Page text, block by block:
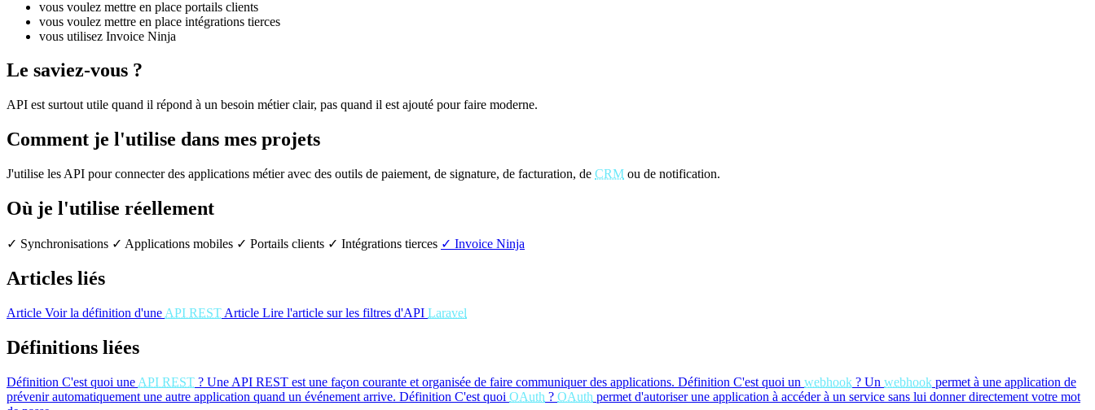
vous voulez mettre en place portails clients
vous voulez mettre en place intégrations tierces
vous utilisez Invoice Ninja
Le saviez-vous ?
API est surtout utile quand il répond à un besoin métier clair, pas quand il est ajouté pour faire moderne.
Comment je l'utilise dans mes projets
J'utilise les API pour connecter des applications métier avec des outils de paiement, de signature, de facturation, de CRM ou de notification.
Où je l'utilise réellement
✓ Synchronisations ✓ Applications mobiles ✓ Portails clients ✓ Intégrations tierces ✓ Invoice Ninja
Articles liés
Article Voir la définition d'une API REST Article Lire l'article sur les filtres d'API Laravel
Définitions liées
Définition C'est quoi une API REST ? Une API REST est une façon courante et organisée de faire communiquer des applications. Définition C'est quoi un webhook ? Un webhook permet à une application de
prévenir automatiquement une autre application quand un événement arrive. Définition C'est quoi OAuth ? OAuth permet d'autoriser une application à accéder à un service sans lui donner directement votre mot